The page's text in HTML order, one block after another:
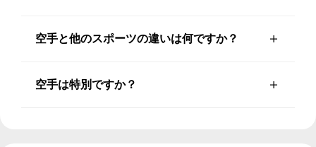
空手と他のスポーツの違いは何ですか？
空手は特別ですか？